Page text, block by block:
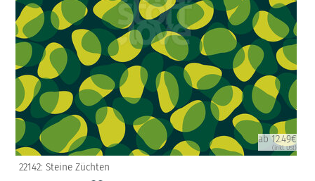
ab 12.49€
(inkl. USt)
22142: Steine Züchten